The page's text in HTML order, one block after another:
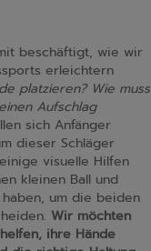
beschäftigt, wie wir
erleichtern
platzieren? Wie muss
Aufschlag
sich Anfänger
dieser Schläger
visuelle Hilfen
kleinen Ball und
um die beiden
Wir möchten
ihre Hände